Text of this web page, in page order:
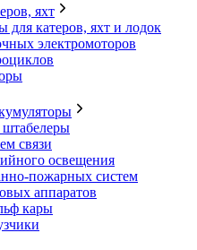
яхт
для катеров, яхт и лодок
электромоторов
связи
освещения
пожарных систем
аппаратов
кары